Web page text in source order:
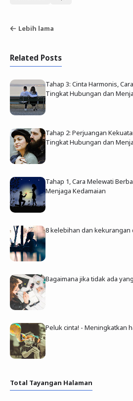
Lebih lama
Related Posts
Tahap 3: Cinta Harmonis,
Tingkat Hubungan dan
Tahap 2: Perjuangan
Tingkat Hubungan dan
Tahap 1, Cara Melewati
Menjaga Kedamaian
8 kelebihan dan kekurangan
Bagaimana jika tidak ada
Peluk cinta! - Meningkatkan
Total Tayangan Halaman